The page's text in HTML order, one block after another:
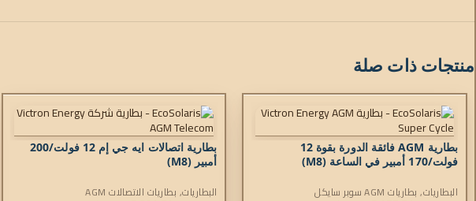
منتجات ذات صلة
بطارية AGM فائقة الدورة بقوة 12
فولت/170 أمبير في الساعة (M8)
البطاريات, بطاريات AGM سوبر سايكل
بطارية اتصالات ايه جي إم 12 فولت/200
أمبير (M8)
البطاريات, بطاريات الاتصالات AGM